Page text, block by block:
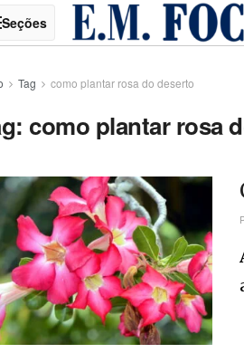
Tag como plantar rosa do deserto
como plantar rosa